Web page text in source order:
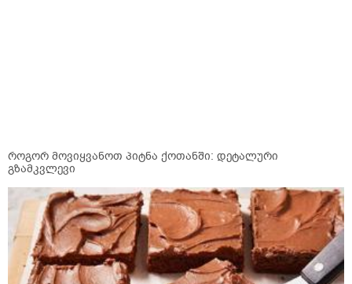
როგორ მოვიყვანოთ პიტნა ქოთანში: დეტალური
გზამკვლევი